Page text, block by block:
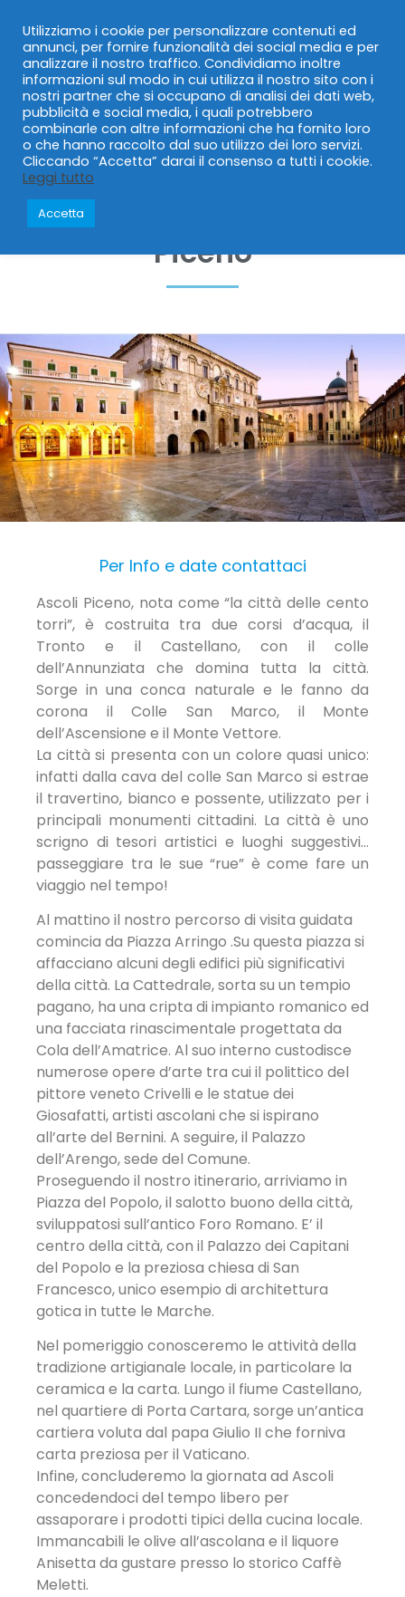
0
Una giornata alla
scoperta di Ascoli
Piceno
Per Info e date contattaci
Ascoli Piceno, nota come “la città delle cento
torri”, è costruita tra due corsi d’acqua, il
Tronto e il Castellano, con il colle
dell’Annunziata che domina tutta la città.
Sorge in una conca naturale e le fanno da
corona il Colle San Marco, il Monte
dell’Ascensione e il Monte Vettore.
La città si presenta con un colore quasi unico:
infatti dalla cava del colle San Marco si estrae
il travertino, bianco e possente, utilizzato per i
principali monumenti cittadini. La città è uno
scrigno di tesori artistici e luoghi suggestivi…
passeggiare tra le sue “rue” è come fare un
viaggio nel tempo!
Al mattino il nostro percorso di visita guidata
comincia da Piazza Arringo .Su questa piazza si
affacciano alcuni degli edifici più significativi
della città. La Cattedrale, sorta su un tempio
pagano, ha una cripta di impianto romanico ed
una facciata rinascimentale progettata da
Cola dell’Amatrice. Al suo interno custodisce
numerose opere d’arte tra cui il polittico del
pittore veneto Crivelli e le statue dei
Giosafatti, artisti ascolani che si ispirano
all’arte del Bernini. A seguire, il Palazzo
dell’Arengo, sede del Comune.
Proseguendo il nostro itinerario, arriviamo in
Piazza del Popolo, il salotto buono della città,
sviluppatosi sull’antico Foro Romano. E’ il
centro della città, con il Palazzo dei Capitani
del Popolo e la preziosa chiesa di San
Francesco, unico esempio di architettura
gotica in tutte le Marche.
Nel pomeriggio conosceremo le attività della
tradizione artigianale locale, in particolare la
ceramica e la carta. Lungo il fiume Castellano,
nel quartiere di Porta Cartara, sorge un’antica
cartiera voluta dal papa Giulio II che forniva
carta preziosa per il Vaticano.
Infine, concluderemo la giornata ad Ascoli
concedendoci del tempo libero per
assaporare i prodotti tipici della cucina locale.
Immancabili le olive all’ascolana e il liquore
Anisetta da gustare presso lo storico Caffè
Meletti.
Utilizziamo i cookie per personalizzare contenuti ed
annunci, per fornire funzionalità dei social media e per
analizzare il nostro traffico. Condividiamo inoltre
informazioni sul modo in cui utilizza il nostro sito con i
nostri partner che si occupano di analisi dei dati web,
pubblicità e social media, i quali potrebbero
combinarle con altre informazioni che ha fornito loro
o che hanno raccolto dal suo utilizzo dei loro servizi.
Cliccando “Accetta” darai il consenso a tutti i cookie.
Leggi tutto
Accetta